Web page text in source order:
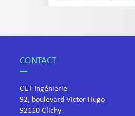
CONTACT
CET Ingénierie
92, boulevard Victor Hugo
​92110 Clichy